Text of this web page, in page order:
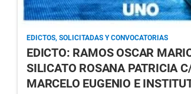
EDICTOS, SOLICITADAS Y CONVOCATORIAS
EDICTO: RAMOS OSCAR
SILICATO ROSANA PATRICIA
MARCELO EUGENIO E